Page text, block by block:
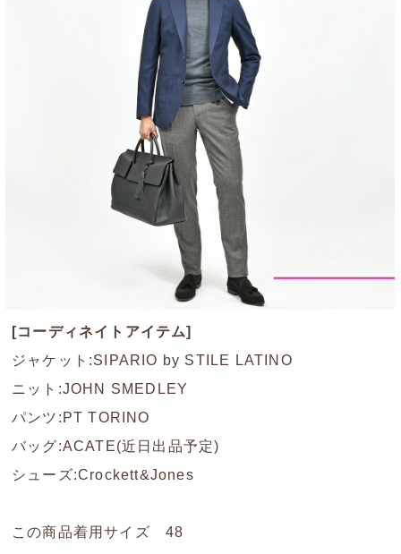
[コーディネイトアイテム]
ジャケット:SIPARIO by STILE LATINO
ニット:JOHN SMEDLEY
パンツ:PT TORINO
バッグ:ACATE(近日出品予定)
シューズ:Crockett&Jones
この商品着用サイズ 48